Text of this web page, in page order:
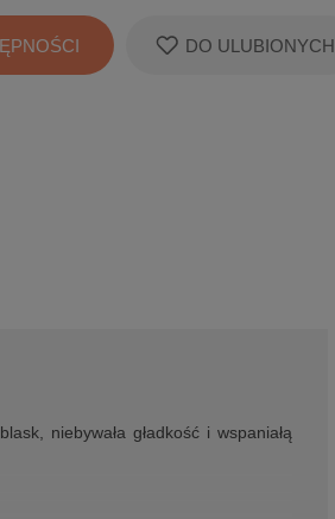
DO ULUBIONYCH
niebywała gładkość i wspaniałą